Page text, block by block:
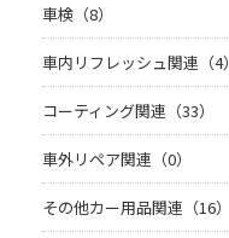
車検（8）
車内リフレッシュ関連（4）
コーティング関連（33）
車外リペア関連（0）
その他カー用品関連（16）